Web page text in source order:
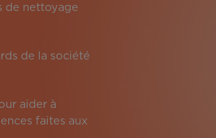
de nettoyage
de la société
aider à
faites aux